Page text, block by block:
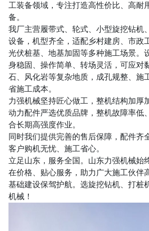
机
轮
式
旋
挖
机
螺
旋
打
桩
机
太
阳
工装备领域，专注打造高性价比、高耐
备。
我厂主营履带式、轮式、小型旋挖钻机
设备，机型齐全，适配乡村建房、市政
光伏桩基、地基加固等多种施工场景。
身稳固、操作简单、转场灵活，可应对
石、风化岩等复杂地质，成孔规整、施
省施工成本。
力强机械坚持匠心做工，整机结构加厚
动力配件严选优质品牌，整机故障率低
合长期高强度作业。
同时我们提供完善的售后保障，配件齐
客户购机无忧、施工省心。
立足山东，服务全国。山东力强机械始
在价格、贴心服务，助力广大施工伙伴
基础建设保驾护航。选旋挖钻机、打桩
机械！